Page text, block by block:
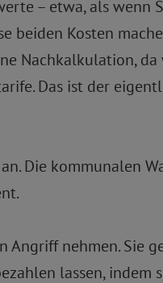
– etwa, als wenn
beiden Kosten
Nachkalkulation,
Das ist der
Die kommunalen
nehmen. Sie
lassen, indem